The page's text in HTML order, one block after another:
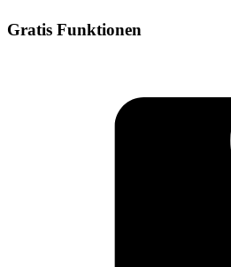
Gratis Funktionen